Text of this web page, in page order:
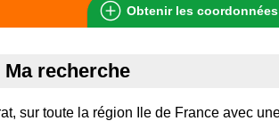
Obtenir les coordonnées
Ma recherche
sur toute la région Ile de France avec